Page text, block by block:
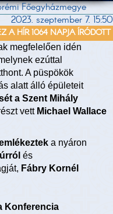
Főegyházmegye
2023. szeptember 7. 15:50
A HÍR 1064 NAPJA ÍRÓDOTT
megfelelően idén
ezúttal
A püspökök
alatt álló épületeit
a Szent Mihály
vett Michael Wallace
a nyáron
és
Fábry Kornél
Konferencia